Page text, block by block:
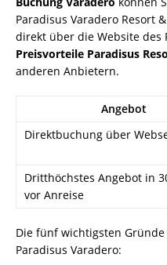
Paradisus Varadero Resort
direkt über die Website des
Preisvorteile Paradisus
anderen Anbietern.
Angebot
Direktbuchung über
Dritthöchstes Angebot in
vor Anreise
Die fünf wichtigsten
Paradisus Varadero: